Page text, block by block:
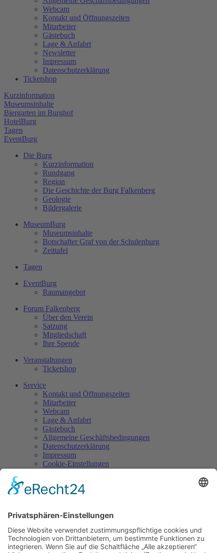
Webcam
Kontakt und Öffnungszeiten
Mitarbeiter
Gästebuch
Lage & Anfahrt
Newsletter
Impressum
Datenschutzerklärung
Ticketshop
Kurzinformation
Museumsinhalte
Biergarten im Burghof
HotelBurg
Tagen
EventBurg
Die Burg
Kurzinformation
Rundgang
Region
Die Geschichte der Burg Falkenberg
Geologie
Bildergalerie
MuseumBurg
Museumsinhalte
Botschafter Graf von der Schulenburg
Zeittafel
Tagen
EventBurg
Raumangebot
Forum Falkenberg
Über den Verein
Satzung
Mitgliedschaft
Ihre Spende
Veranstaltungen
Ticketshop
Service
Kontakt und Öffnungszeiten
Mitarbeiter
Webcam
Lage & Anfahrt
Gästebuch
Allgemeine Geschäftsbedingungen
Datenschutzerklärung
Impressum
Cookie-Einstellungen
Kontakt
Burg 1
95685 Falkenberg
Tel.: 09637/929945-0